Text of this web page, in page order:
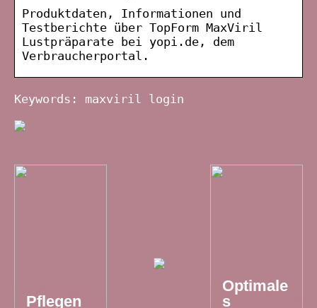
Produktdaten, Informationen und
Testberichte über TopForm MaxViril
Lustpräparate bei yopi.de, dem
Verbraucherportal.
Keywords: maxviril login
Pflegen
Optimale
s